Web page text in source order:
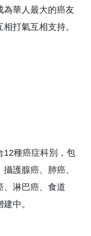
為華人最大的癌友
打氣互相支持。
12種癌症科別，包
護腺癌、肺癌、
、淋巴癌、食道
中。